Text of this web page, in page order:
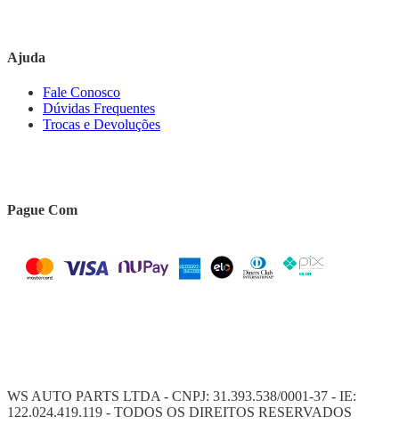
Ajuda
Fale Conosco
Dúvidas Frequentes
Trocas e Devoluções
Pague Com
WS AUTO PARTS LTDA - CNPJ: 31.393.538/0001-37 - IE:
122.024.419.119 - TODOS OS DIREITOS RESERVADOS